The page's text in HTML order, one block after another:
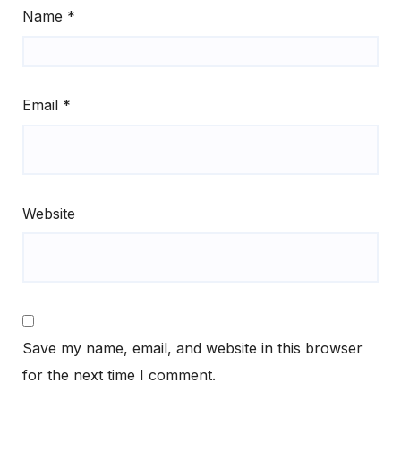
Name *
Email *
Website
Save my name, email, and website in this browser
for the next time I comment.